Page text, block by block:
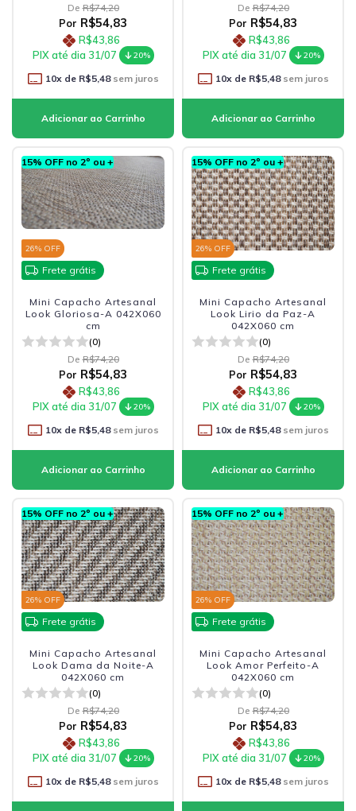
De R$74,20
Por R$54,83
R$43,86
PIX até dia 31/07
20%
10x de R$5,48sem juros
De R$74,20
Por R$54,83
R$43,86
PIX até dia 31/07
20%
10x de R$5,48sem juros
15% OFF no 2º ou +
26% OFF
Frete grátis
Mini Capacho Artesanal
Look Gloriosa-A 042X060
cm
(0)
De R$74,20
Por R$54,83
R$43,86
PIX até dia 31/07
20%
10x de R$5,48sem juros
15% OFF no 2º ou +
26% OFF
Frete grátis
Mini Capacho Artesanal
Look Lirio da Paz-A
042X060 cm
(0)
De R$74,20
Por R$54,83
R$43,86
PIX até dia 31/07
20%
10x de R$5,48sem juros
15% OFF no 2º ou +
26% OFF
Frete grátis
Mini Capacho Artesanal
Look Dama da Noite-A
042X060 cm
(0)
De R$74,20
Por R$54,83
R$43,86
PIX até dia 31/07
20%
10x de R$5,48sem juros
15% OFF no 2º ou +
26% OFF
Frete grátis
Mini Capacho Artesanal
Look Amor Perfeito-A
042X060 cm
(0)
De R$74,20
Por R$54,83
R$43,86
PIX até dia 31/07
20%
10x de R$5,48sem juros